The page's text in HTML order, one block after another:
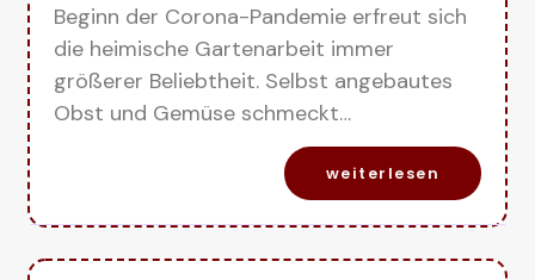
Beginn der Corona-Pandemie erfreut sich
die heimische Gartenarbeit immer
größerer Beliebtheit. Selbst angebautes
Obst und Gemüse schmeckt…
weiterlesen